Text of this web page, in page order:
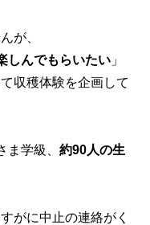
が、
しんでもらいたい 」
収穫体験を企画して
ま学級、約90人の生
がに中止の連絡がく